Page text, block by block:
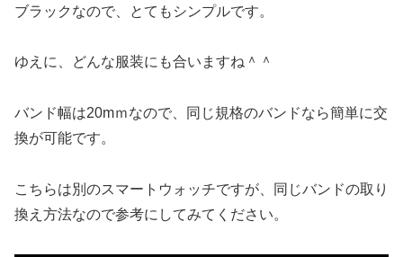
ブラックなので、とてもシンプルです。
ゆえに、どんな服装にも合いますね＾＾
バンド幅は20mｍなので、同じ規格のバンドなら簡単に交
換が可能です。
こちらは別のスマートウォッチですが、同じバンドの取り
換え方法なので参考にしてみてください。